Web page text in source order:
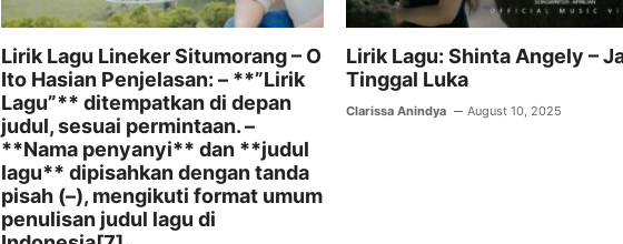
Lirik Lagu Lineker Situmorang – O
Ito Hasian Penjelasan: – **”Lirik
Lagu”** ditempatkan di depan
judul, sesuai permintaan. –
**Nama penyanyi** dan **judul
lagu** dipisahkan dengan tanda
pisah (–), mengikuti format umum
penulisan judul lagu di
Lirik Lagu: Shinta Angely –
Tinggal Luka
Clarissa Anindya August 10, 2025